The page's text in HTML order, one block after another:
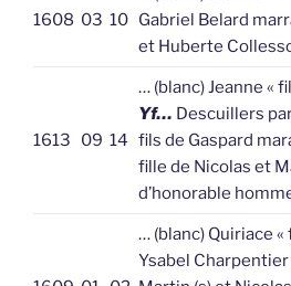
1608 03 10 Gabriel Belard
et Huberte
1613 09 14
… (blanc) Jeanne «
Yf… Descuillers
fils de Gaspard
fille de Nicolas et
d’honorable
… (blanc) Quiriace «
Ysabel